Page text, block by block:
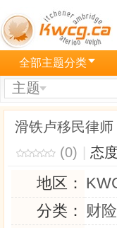
全部主题分类
主题
滑铁卢移民律
(0)
态
地区：
分类： 财